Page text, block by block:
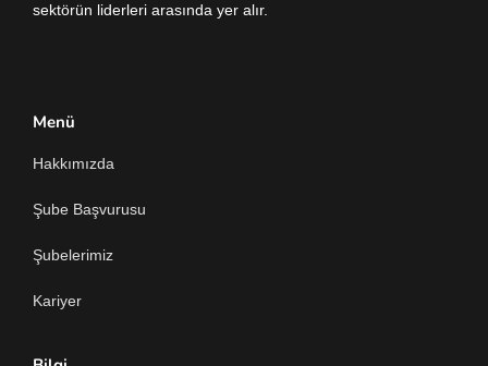
sektörün liderleri arasında yer alır.
Menü
Hakkımızda
Şube Başvurusu
Şubelerimiz
Kariyer